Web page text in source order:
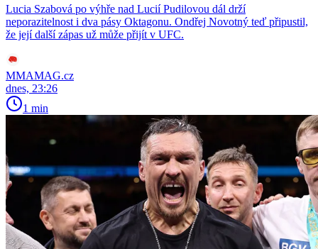
Lucia Szabová po výhře nad Lucií Pudilovou dál drží
neporazitelnost i dva pásy Oktagonu. Ondřej Novotný teď připustil,
že její další zápas už může přijít v UFC.
MMAMAG.cz
dnes, 23:26
1 min